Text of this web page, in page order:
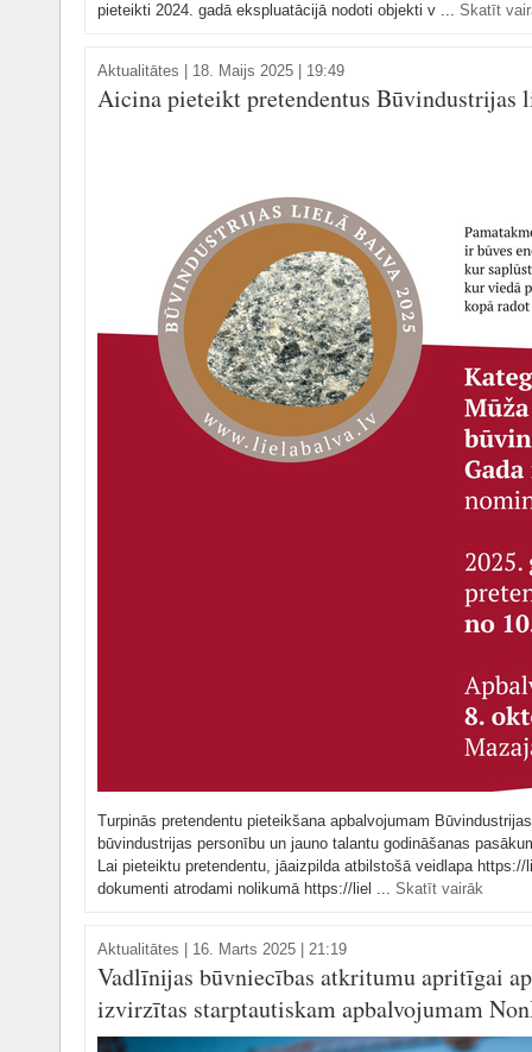
pieteikti 2024. gadā ekspluatācijā nodoti objekti v ... Skatīt
Aktualitātes 18. Maijs 2025 | 19:49
Aicina pieteikt pretendentus Būvindustrijas
Turpinās pretendentu pieteikšana apbalvojumam
būvindustrijas personību un jauno talantu godināšanas
Lai pieteiktu pretendentu, jāaizpilda atbilstošā veidlapa
dokumenti atrodami nolikumā https://liel ... Skatīt vairāk
Aktualitātes 16. Marts 2025 | 21:19
Vadlīnijas būvniecības atkritumu apritīgai
izvirzītas starptautiskam apbalvojumam